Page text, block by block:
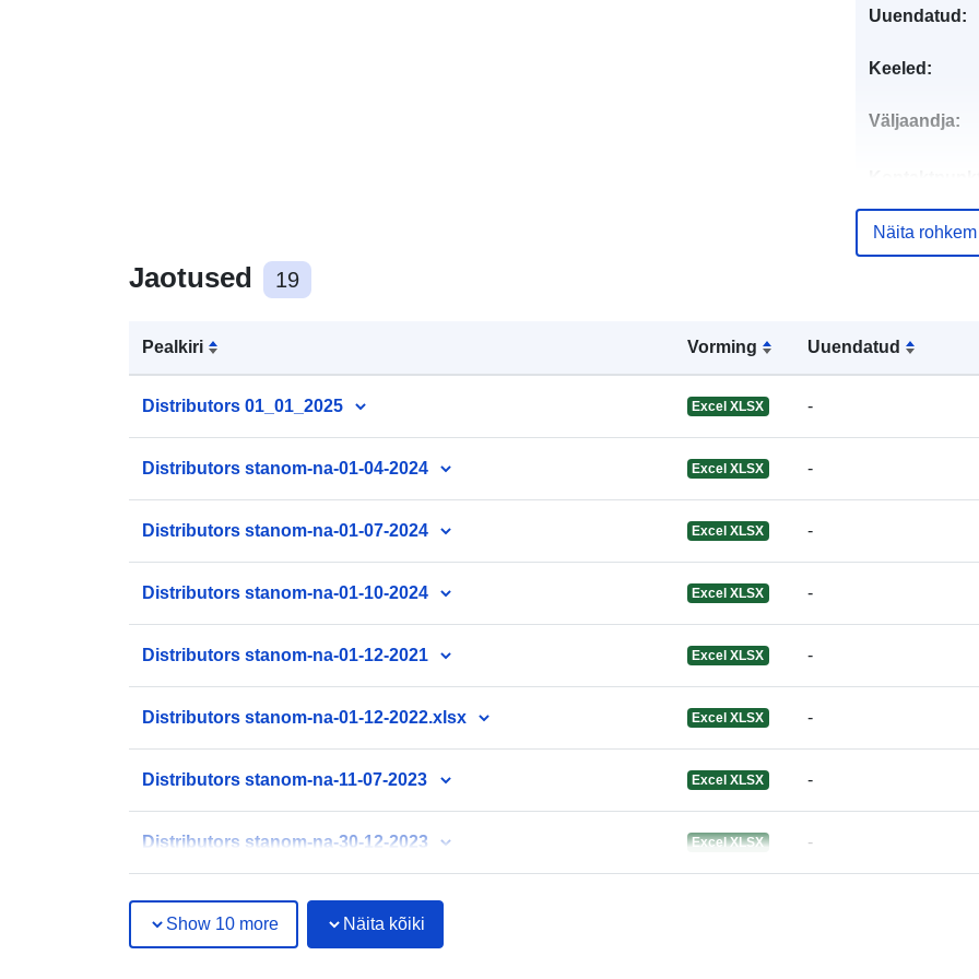
Jaotused 19
Pealkiri Vorming Uuendatud
Distributors 01_01_2025 Excel XLSX -
Distributors stanom-na-01-04-2024 Excel XLSX -
Distributors stanom-na-01-07-2024 Excel XLSX -
Distributors stanom-na-01-10-2024 Excel XLSX -
Distributors stanom-na-01-12-2021 Excel XLSX -
Distributors stanom-na-01-12-2022.xlsx Excel XLSX -
Distributors stanom-na-11-07-2023 Excel XLSX -
Distributors stanom-na-30-12-2023 Excel XLSX -
Show 10 more Näita kõiki
Uuendatud:
Keeled:
Väljaandja:
Näita rohkem